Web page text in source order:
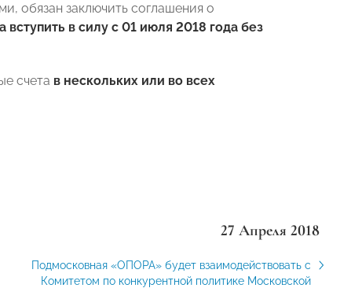
обязан заключить соглашения о
вступить в силу с 01 июля 2018 года без
счета в нескольких или во всех
27 Апреля 2018
Подмосковная «ОПОРА» будет взаимодействовать с
Комитетом по конкурентной политике Московской